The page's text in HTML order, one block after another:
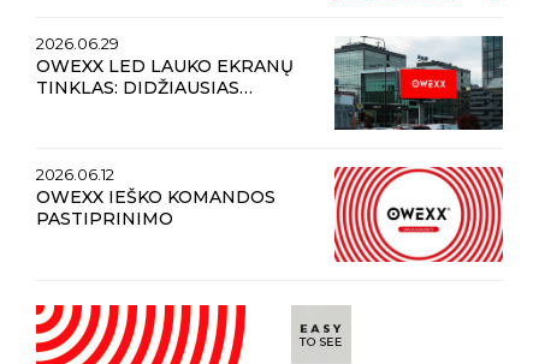
2026.06.29
OWEXX LED LAUKO EKRANŲ
TINKLAS: DIDŽIAUSIAS
2026.06.12
OWEXX IEŠKO KOMANDOS
PASTIPRINIMO